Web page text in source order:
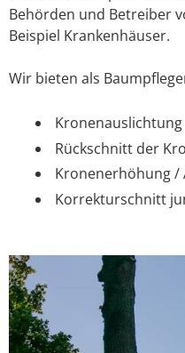
Behörden und Betreiber
Beispiel Krankenhäuser.
Wir bieten als
Kronenauslichtung
Rückschnitt der
Kronenerhöhung /
Korrekturschnitt